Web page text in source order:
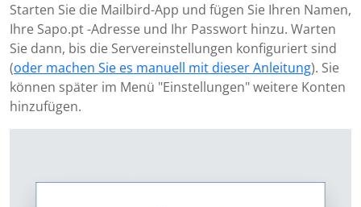
Starten Sie die Mailbird-App und fügen Sie Ihren Namen,
Ihre Sapo.pt -Adresse und Ihr Passwort hinzu. Warten
Sie dann, bis die Servereinstellungen konfiguriert sind
(oder machen Sie es manuell mit dieser Anleitung). Sie
können später im Menü "Einstellungen" weitere Konten
hinzufügen.